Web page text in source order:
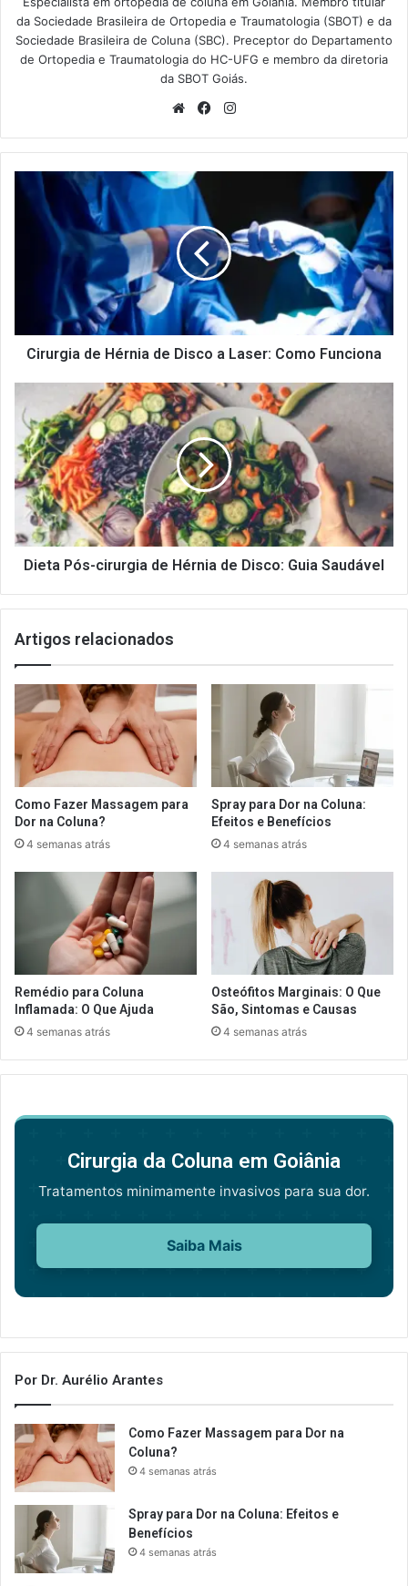
da Sociedade Brasileira de Ortopedia e Traumatologia (SBOT) e da
Sociedade Brasileira de Coluna (SBC). Preceptor do Departamento
de Ortopedia e Traumatologia do HC-UFG e membro da diretoria
da SBOT Goiás.
WebsiteFacebook
Cirurgia
de
Hérnia
Funciona
Cirurgia de Hérnia de Disco a Laser: Como Funciona
Pós-
cirurgia
de
Hérnia
de
Disco:
Guia
Saudável
Dieta Pós-cirurgia de Hérnia de Disco: Guia Saudável
Artigos relacionados
Como Fazer Massagem para
Dor na Coluna?
4 semanas atrás
Spray para Dor na Coluna:
Efeitos e Benefícios
4 semanas atrás
Remédio para Coluna
Inflamada: O Que Ajuda
4 semanas atrás
Osteófitos Marginais: O Que
São, Sintomas e Causas
4 semanas atrás
Cirurgia da Coluna em Goiânia
Tratamentos minimamente invasivos para sua dor.
Saiba Mais
Por Dr. Aurélio Arantes
Como Fazer Massagem para Dor na
Coluna?
4 semanas atrás
Spray para Dor na Coluna: Efeitos e
Benefícios
4 semanas atrás